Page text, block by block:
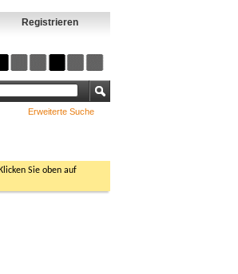
Registrieren
Erweiterte Suche
Sie oben auf